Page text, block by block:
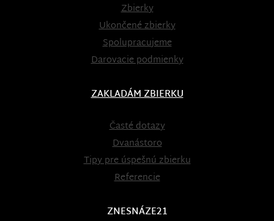
Zbierky
Ukončené zbierky
Spolupracujeme
Darovacie podmienky
ZAKLADÁM ZBIERKU
Časté dotazy
Dvanástoro
Tipy pre úspešnú zbierku
Referencie
ZNESNÁZE21